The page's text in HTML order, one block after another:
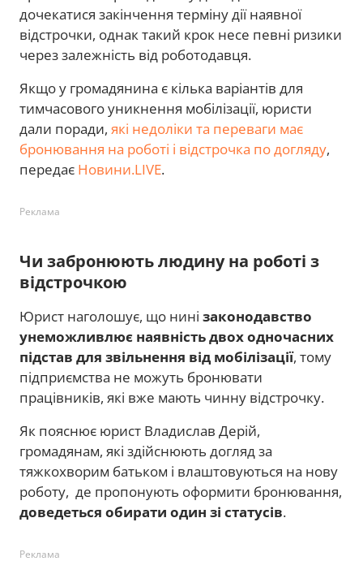
дочекатися закінчення терміну дії наявної
відстрочки, однак такий крок несе певні ризики
через залежність від роботодавця.
Якщо у громадянина є кілька варіантів для
тимчасового уникнення мобілізації, юристи
дали поради, які недоліки та переваги має
бронювання на роботі і відстрочка по догляду,
передає Новини.LIVE.
Реклама
Чи забронюють людину на роботі з
відстрочкою
Юрист наголошує, що нині законодавство
унеможливлює наявність двох одночасних
підстав для звільнення від мобілізації, тому
підприємства не можуть бронювати
працівників, які вже мають чинну відстрочку.
Як пояснює юрист Владислав Дерій,
громадянам, які здійснюють догляд за
тяжкохворим батьком і влаштовуються на нову
роботу, де пропонують оформити бронювання,
доведеться обирати один зі статусів.
Реклама